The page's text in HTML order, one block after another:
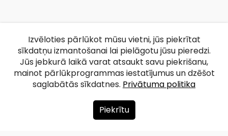
Par mums
Izvēloties pārlūkot mūsu vietni, jūs piekrītat
sīkdatņu izmantošanai lai pielāgotu jūsu pieredzi.
Jūs jebkurā laikā varat atsaukt savu piekrišanu,
mainot pārlūkprogrammas iestatījumus un dzēšot
saglabātās sīkdatnes. Privātuma politika
Piekrītu